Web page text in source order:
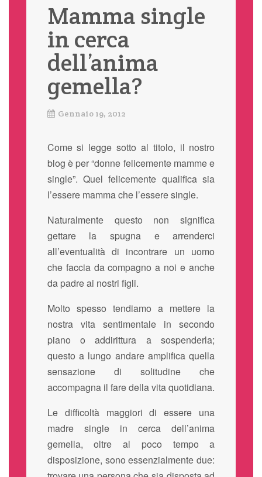
Mamma single
in cerca
dell’anima
gemella?
Gennaio 19, 2012
Come si legge sotto al titolo, il nostro
blog è per “donne felicemente mamme e
single”. Quel felicemente qualifica sia
l’essere mamma che l’essere single.
Naturalmente questo non significa
gettare la spugna e arrenderci
all’eventualità di incontrare un uomo
che faccia da compagno a noi e anche
da padre ai nostri figli.
Molto spesso tendiamo a mettere la
nostra vita sentimentale in secondo
piano o addirittura a sospenderla;
questo a lungo andare amplifica quella
sensazione di solitudine che
accompagna il fare della vita quotidiana.
Le difficoltà maggiori di essere una
madre single in cerca dell’anima
gemella, oltre al poco tempo a
disposizione, sono essenzialmente due: